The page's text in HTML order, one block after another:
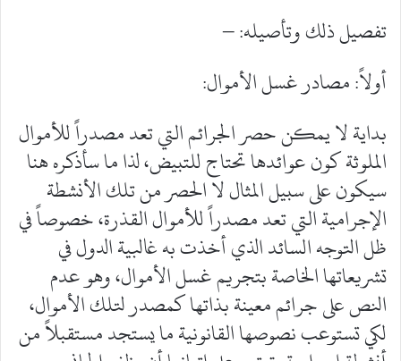
تفصيل ذلك وتأصيله: –
أولاً: مصادر غسل الأموال:
بداية لا يمكن حصر الجرائم التي تعد مصدراً للأموال
الملوثة كون عوائدها تحتاج للتبيض، لذا ما سأذكره هنا
سيكون على سبيل المثال لا الحصر من تلك الأنشطة
الإجرامية التي تعد مصدراً للأموال القذرة، خصوصاً في
ظل التوجه السائد الذي أخذت به غالبية الدول في
تشريعاتها الخاصة بتجريم غسل الأموال، وهو عدم
النص على جرائم معينة بذاتها كمصدر لتلك الأموال،
لكي تستوعب نصوصها القانونية ما يستجد مستقبلاً من